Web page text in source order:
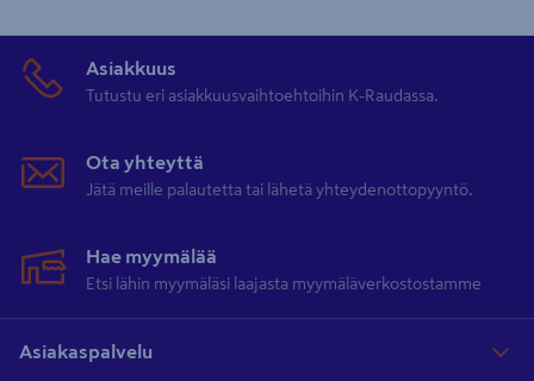
Asiakkuus
Tutustu eri asiakkuusvaihtoehtoihin K-Raudassa.
Ota yhteyttä
Jätä meille palautetta tai lähetä yhteydenottopyyntö.
Hae myymälää
Etsi lähin myymäläsi laajasta myymäläverkostostamme
Asiakaspalvelu